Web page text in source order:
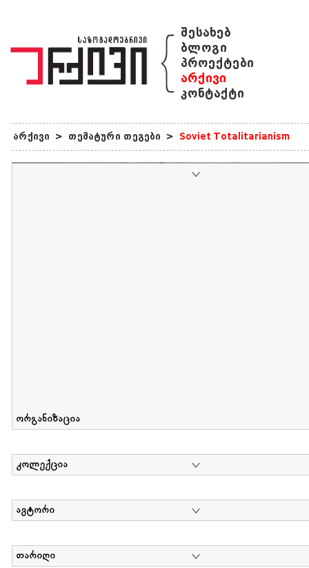
{ შესახებ
ბლოგი
პროექტები
არქივი
კონტაქტი
არქივი > თემატური თეგები > Soviet Totalitarianism
ორგანიზაცია
კოლექცია
ავტორი
თარიღი